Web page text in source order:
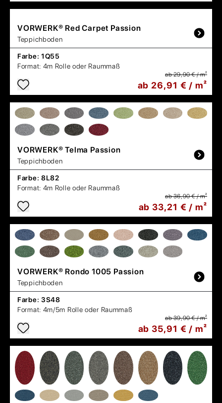
VORWERK® Red Carpet Passion
Teppichboden
Farbe: 1Q55
Format: 4m Rolle oder Raummaß
ab 29,90 € / m²
ab 26,91 € / m²
VORWERK® Telma Passion
Teppichboden
Farbe: 8L82
Format: 4m Rolle oder Raummaß
ab 36,90 € / m²
ab 33,21 € / m²
VORWERK® Rondo 1005 Passion
Teppichboden
Farbe: 3S48
Format: 4m/5m Rolle oder Raummaß
ab 39,90 € / m²
ab 35,91 € / m²